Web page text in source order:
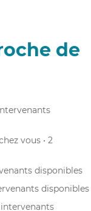
de
vous • 2
disponibles
disponibles
intervenants